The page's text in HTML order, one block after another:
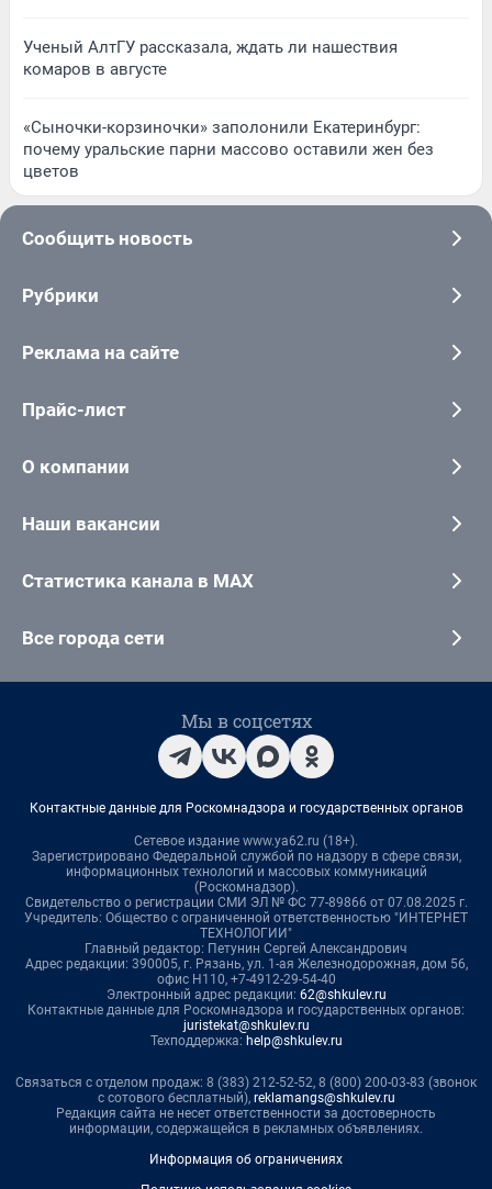
Ученый АлтГУ рассказала, ждать ли нашествия
комаров в августе
«Сыночки-корзиночки» заполонили Екатеринбург:
почему уральские парни массово оставили жен без
цветов
Сообщить новость
Рубрики
Реклама на сайте
Прайс-лист
О компании
Наши вакансии
Статистика канала в MAX
Все города сети
Мы в соцсетях
Контактные данные для Роскомнадзора и государственных органов
Сетевое издание www.ya62.ru (18+).
Зарегистрировано Федеральной службой по надзору в сфере связи,
информационных технологий и массовых коммуникаций
(Роскомнадзор).
Свидетельство о регистрации СМИ ЭЛ № ФС 77-89866 от 07.08.2025 г.
Учредитель: Общество с ограниченной ответственностью "ИНТЕРНЕТ
ТЕХНОЛОГИИ"
Главный редактор: Петунин Сергей Александрович
Адрес редакции: 390005, г. Рязань, ул. 1-ая Железнодорожная, дом 56,
офис Н110, +7-4912-29-54-40
Электронный адрес редакции: 62@shkulev.ru
Контактные данные для Роскомнадзора и государственных органов:
juristekat@shkulev.ru
Техподдержка: help@shkulev.ru
Связаться с отделом продаж: 8 (383) 212-52-52, 8 (800) 200-03-83 (звонок
с сотового бесплатный), reklamangs@shkulev.ru
Редакция сайта не несет ответственности за достоверность
информации, содержащейся в рекламных объявлениях.
Информация об ограничениях